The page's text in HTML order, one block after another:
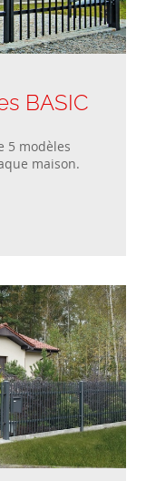
BASIC
5 modèles
maison.